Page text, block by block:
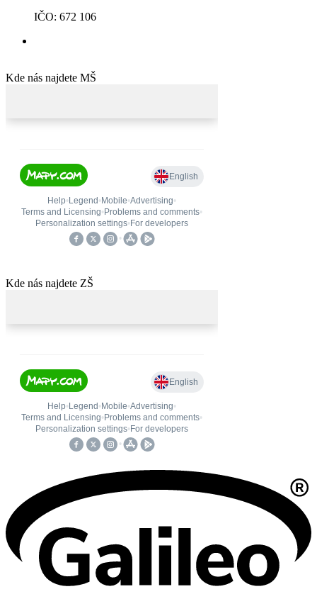
IČO: 672 106
Kde nás najdete MŠ
Kde nás najdete ZŠ